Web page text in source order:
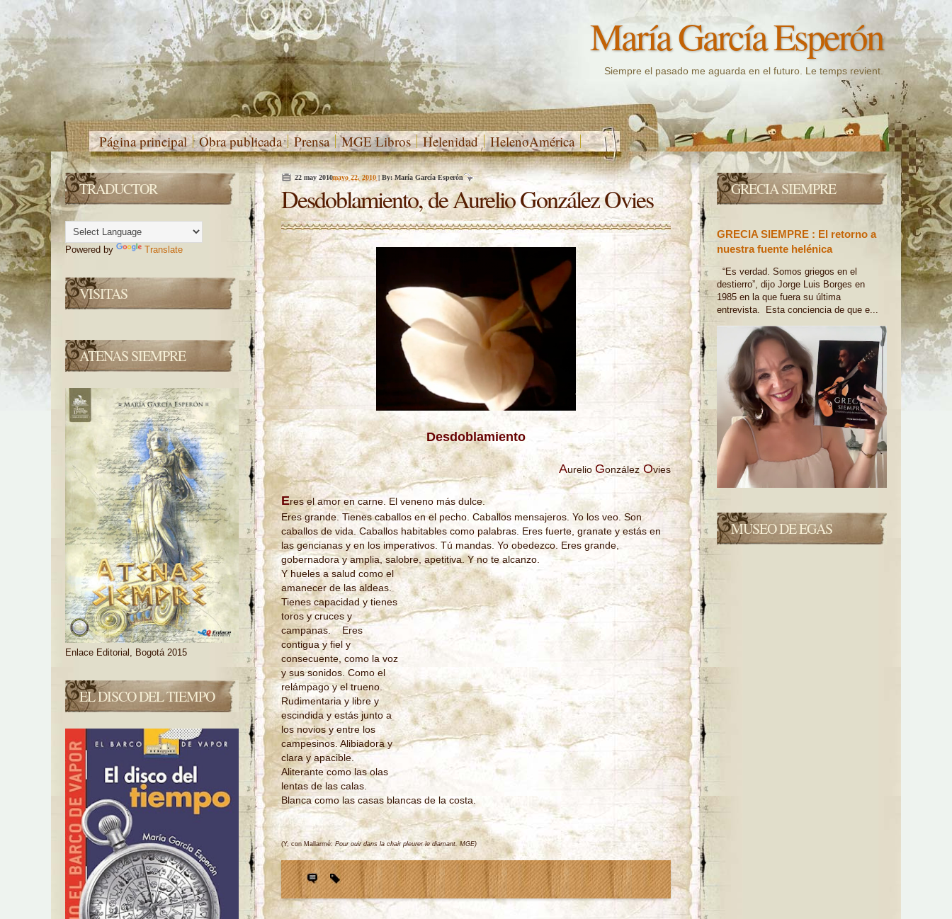
María García Esperón
Siempre el pasado me aguarda en el futuro. Le temps revient.
Página principal Obra publicada Prensa MGE Libros Helenidad HelenoAmérica
TRADUCTOR
Powered by Translate
VISITAS
ATENAS SIEMPRE
Enlace Editorial, Bogotá 2015
EL DISCO DEL TIEMPO
22 may 2010
-mayo 22, 2010| By:María García Esperón
Desdoblamiento, de Aurelio González Ovies
Desdoblamiento
Aurelio GonzálezOvies
Eres el amor en carne. El veneno más dulce.
Eres grande. Tienes caballos en el pecho. Caballos mensajeros. Yo los veo. Son
caballos de vida. Caballos habitables como palabras. Eres fuerte, granate y estás en
las gencianas y en los imperativos. Tú mandas. Yo obedezco. Eres grande,
gobernadora y amplia, salobre, apetitiva. Y no te alcanzo.
Y hueles a salud como el
amanecer de las aldeas.
Tienes capacidad y tienes
toros y cruces y
campanas. Eres
contigua y fiel y
consecuente, como la voz
y sus sonidos. Como el
relámpago y el trueno.
Rudimentaria y libre y
escindida y estás junto a
los novios y entre los
campesinos. Alibiadora y
clara y apacible.
Aliterante como las olas
lentas de las calas.
Blanca como las casas blancas de la costa.
(Y, con Mallarmé: Pour ouir dans la chair pleurer le diamant. MGE)
GRECIA SIEMPRE
GRECIA SIEMPRE : El retorno a
nuestra fuente helénica
“Es verdad. Somos griegos en el
destierro”, dijo Jorge Luis Borges en
1985 en la que fuera su última
entrevista. Esta conciencia de que e...
MUSEO DE EGAS